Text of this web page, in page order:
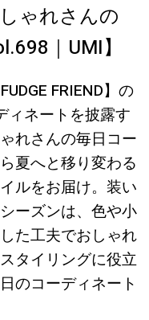
ゃれさんの
｜UMI】
FRIEND】の
ィネートを披露す
れさんの毎日コー
夏へと移り変わる
ルをお届け。装い
ーズンは、色や小
た工夫でおしゃれ
タイリングに役立
のコーディネート